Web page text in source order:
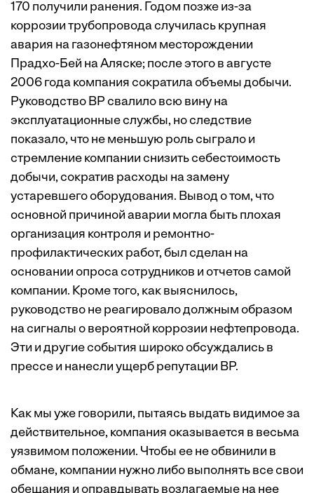
170 получили ранения. Годом позже из-за
коррозии трубопровода случилась крупная
авария на газонефтяном месторождении
Прадхо-Бей на Аляске; после этого в августе
2006 года компания сократила объемы добычи.
Руководство ВР свалило всю вину на
эксплуатационные службы, но следствие
показало, что не меньшую роль сыграло и
стремление компании снизить себестоимость
добычи, сократив расходы на замену
устаревшего оборудования. Вывод о том, что
основной причиной аварии могла быть плохая
организация контроля и ремонтно-
профилактических работ, был сделан на
основании опроса сотрудников и отчетов самой
компании. Кроме того, как выяснилось,
руководство не реагировало должным образом
на сигналы о вероятной коррозии нефтепровода.
Эти и другие события широко обсуждались в
прессе и нанесли ущерб репутации BP.
Как мы уже говорили, пытаясь выдать видимое за
действительное, компания оказывается в весьма
уязвимом положении. Чтобы ее не обвинили в
обмане, компании нужно либо выполнять все свои
обещания и оправдывать возлагаемые на нее